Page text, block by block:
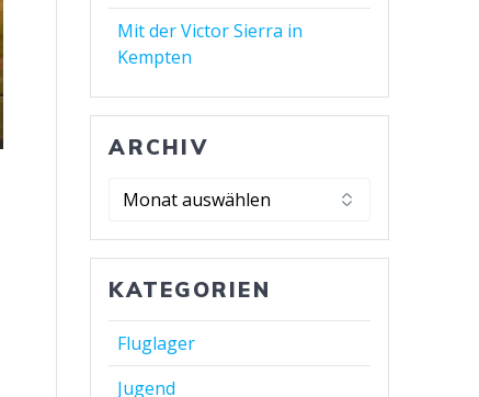
Mit der Victor Sierra in
Kempten
ARCHIV
KATEGORIEN
Fluglager
Jugend